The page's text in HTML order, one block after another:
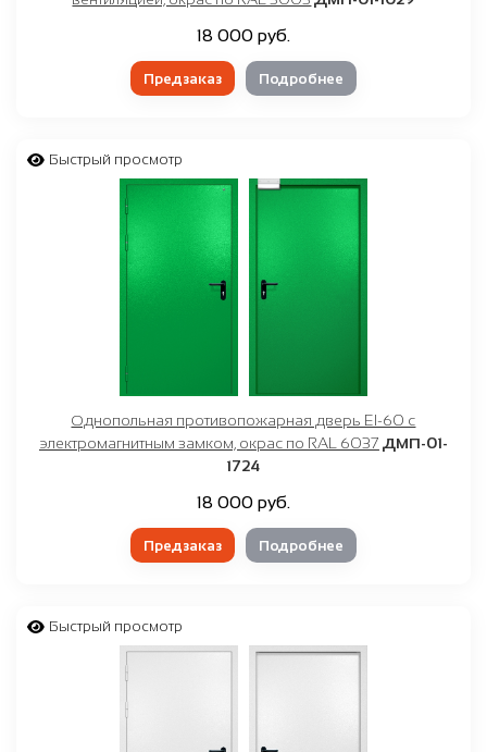
18 000 руб.
Предзаказ Подробнее
Быстрый просмотр
Однопольная противопожарная дверь EI-60 с
электромагнитным замком, окрас по RAL 6037 ДМП-01-
1724
18 000 руб.
Предзаказ Подробнее
Быстрый просмотр